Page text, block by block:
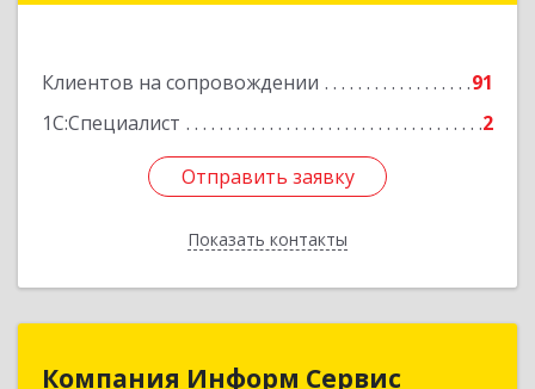
Клиентов на сопровождении
91
1С:Специалист
2
Отправить заявку
Показать контакты
Отправить заявку
Назад
Компания Информ Сервис
Компания Информ Сервис